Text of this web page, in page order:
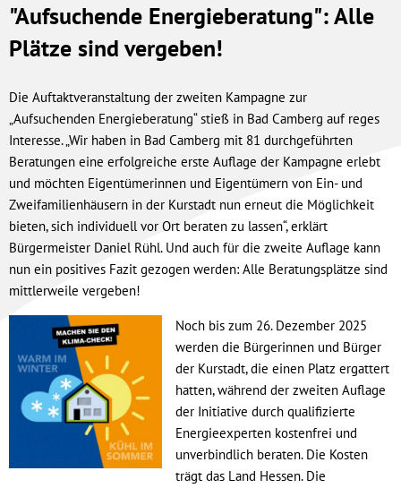
Aufsuchende
Energieberatung
"Aufsuchende Energieberatung": Alle
Plätze sind vergeben!
Die Auftaktveranstaltung der zweiten Kampagne zur
„Aufsuchenden Energieberatung“ stieß in Bad Camberg auf reges
Interesse. „Wir haben in Bad Camberg mit 81 durchgeführten
Beratungen eine erfolgreiche erste Auflage der Kampagne erlebt
und möchten Eigentümerinnen und Eigentümern von Ein- und
Zweifamilienhäusern in der Kurstadt nun erneut die Möglichkeit
bieten, sich individuell vor Ort beraten zu lassen“, erklärt
Bürgermeister Daniel Rühl. Und auch für die zweite Auflage kann
nun ein positives Fazit gezogen werden: Alle Beratungsplätze sind
mittlerweile vergeben!
Noch bis zum 26. Dezember 2025
werden die Bürgerinnen und Bürger
der Kurstadt, die einen Platz ergattert
hatten, während der zweiten Auflage
der Initiative durch qualifizierte
Energieexperten kostenfrei und
unverbindlich beraten. Die Kosten
trägt das Land Hessen. Die